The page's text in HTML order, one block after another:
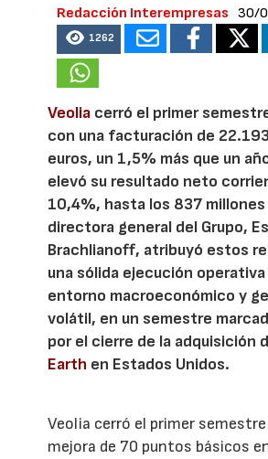
Redacción Interempresas 30/
1262
Veolia cerró el primer
con una facturación de
euros, un 1,5% más que un
elevó su resultado neto
10,4%, hasta los 837 millones
directora general del Grupo,
Brachlianoff, atribuyó estos
una sólida ejecución operativa
entorno macroeconómico y
volátil, en un semestre
por el cierre de la adquisición
Earth en Estados Unidos.
Veolia cerró el primer
mejora de 70 puntos básicos